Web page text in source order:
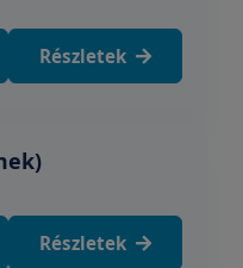
Részletek
Részletek